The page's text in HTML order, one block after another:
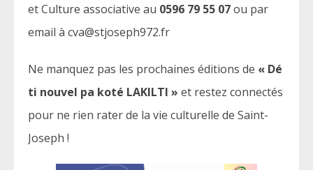
et Culture associative au 0596 79 55 07ou par
email à cva@stjoseph972.fr
Ne manquez pas les prochaines éditions de « Dé
ti nouvel pa koté LAKILTI » et restez connectés
pour ne rien rater de la vie culturelle de Saint-
Joseph !